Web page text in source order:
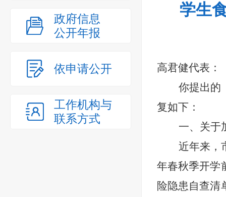
政府信息
公开年报
依申请公开
工作机构与
联系方式
学生
高君健代表：
你提出的
复如下：
一、关于
近年来，
年春秋季开学
险隐患自查清